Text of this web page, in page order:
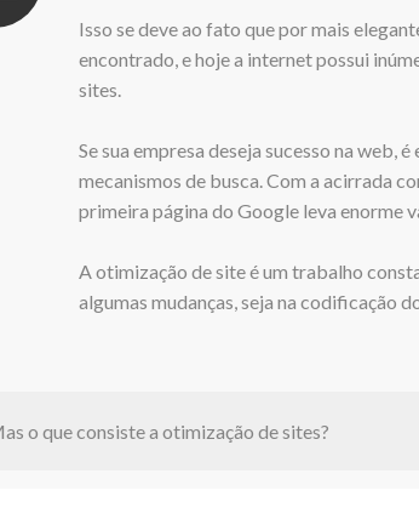
Isso se deve ao fato que por mais
encontrado, e hoje a internet possui
sites.
Se sua empresa deseja sucesso na web,
mecanismos de busca. Com a acirrada
primeira página do Google leva enorme
A otimização de site é um trabalho
algumas mudanças, seja na codificação
o que consiste a otimização de sites?